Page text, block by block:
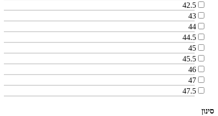
42.5
43
44
44.5
45
45.5
46
47
47.5
סינון